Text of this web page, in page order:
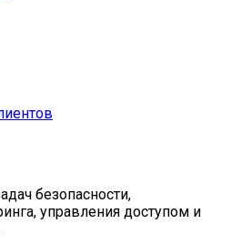
безопасности,
управления доступом и